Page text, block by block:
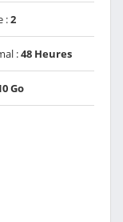
:2
:48 Heures
Go